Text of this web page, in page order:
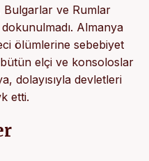
Bulgarlar ve Rumlar
Al­manya
ölümlerine sebebiyet
elçi ve konsoloslar
dolayısıyla devletleri
etti.